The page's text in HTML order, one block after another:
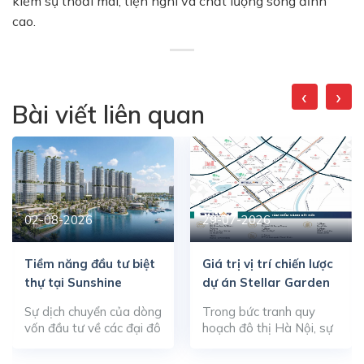
cao.
Bài viết liên quan
02-08-2026
Tiềm năng đầu tư biệt
thự tại Sunshine
Sự dịch chuyển của dòng
vốn đầu tư về các đại đô
29-07-2026
Giá trị vị trí chiến lược
dự án Stellar Garden
Trong bức tranh quy
hoạch đô thị Hà Nội, sự
‹ ›